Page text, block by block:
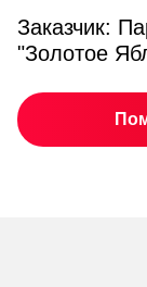
Заказчик:
"Золотое